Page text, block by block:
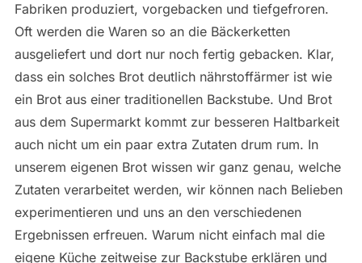
Fabriken produziert, vorgebacken und tiefgefroren.
Oft werden die Waren so an die Bäckerketten
ausgeliefert und dort nur noch fertig gebacken. Klar,
dass ein solches Brot deutlich nährstoffärmer ist wie
ein Brot aus einer traditionellen Backstube. Und Brot
aus dem Supermarkt kommt zur besseren Haltbarkeit
auch nicht um ein paar extra Zutaten drum rum. In
unserem eigenen Brot wissen wir ganz genau, welche
Zutaten verarbeitet werden, wir können nach Belieben
experimentieren und uns an den verschiedenen
Ergebnissen erfreuen. Warum nicht einfach mal die
eigene Küche zeitweise zur Backstube erklären und